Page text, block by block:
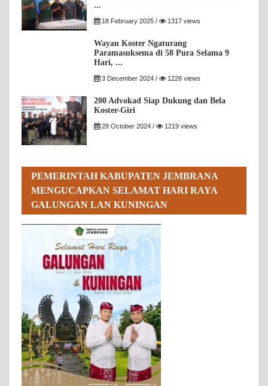
...
18 February 2025 / 1317 views
Wayan Koster Ngaturang
Paramasuksema di 58 Pura Selama 9
Hari, ...
3 December 2024 / 1228 views
200 Advokad Siap Dukung dan Bela
Koster-Giri
28 October 2024 / 1219 views
PEMERINTAH KABUPATEN JEMBRANA
MENGUCAPKAN SELAMAT HARI RAYA
GALUNGAN LAN KUNINGAN